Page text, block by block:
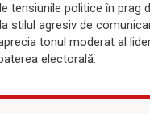
tensiunile politice în prag
stilul agresiv de
tonul moderat al
electorală.